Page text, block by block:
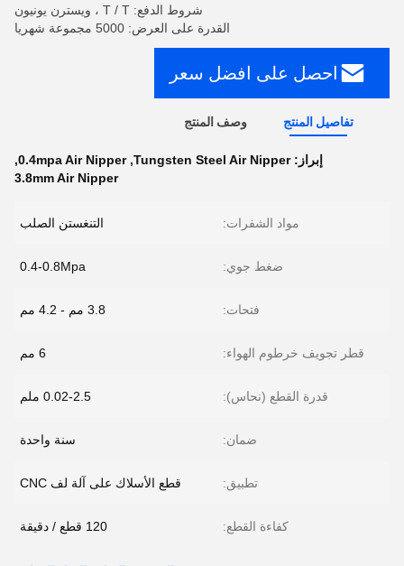
شروط الدفع: T / T ، ويسترن يونيون
القدرة على العرض: 5000 مجموعة شهريا
احصل على افضل سعر
تفاصيل المنتج وصف المنتج
إبراز:Tungsten Steel Air Nipper
,
0.4mpa Air Nipper
,
3.8mm Air Nipper
مواد الشفرات: التنغستن الصلب
ضغط جوي: 0.4-0.8Mpa
فتحات: 3.8 مم - 4.2 مم
قطر تجويف خرطوم الهواء: 6 مم
قدرة القطع (نحاس): 0.02-2.5 ملم
ضمان: سنة واحدة
تطبيق: قطع الأسلاك على آلة لف CNC
كفاءة القطع: 120 قطع / دقيقة